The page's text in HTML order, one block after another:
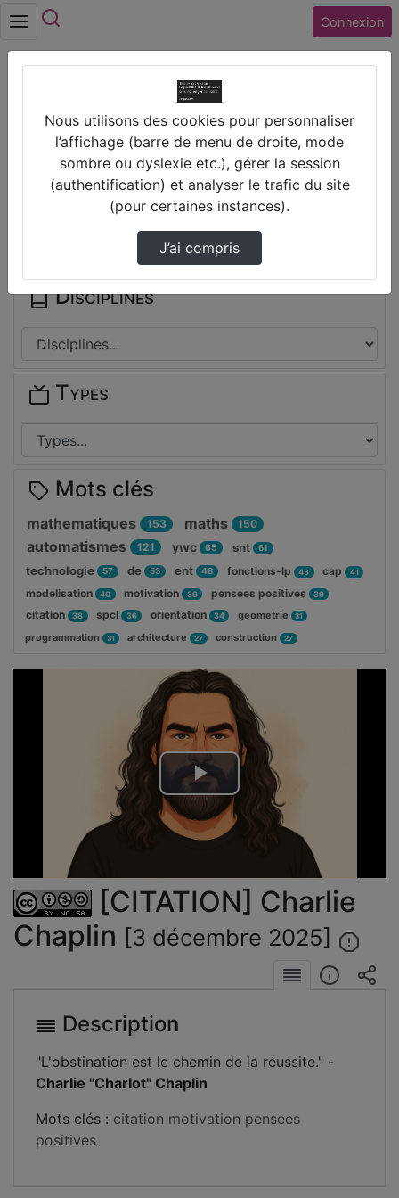
Connexion
Lire
la
vidéo
[CITATION] Charlie
Chaplin [3 décembre 2025]
Description
"L'obstination est le chemin de la réussite." -
Charlie "Charlot" Chaplin
Mots clés : citation motivation pensees
positives
Prendre des notes
Il n'y a pas de note disponible pour vous pour cette vidéo.
Connectez-vous pour en créer une nouvelle.
Disciplines
Types
Mots clés
mathematiques 153 maths 150
automatismes 121 ywc 65 snt 61
technologie 57 de 53 ent 48 fonctions-lp 43 cap 41
modelisation 40 motivation 39 pensees positives 39
citation 38 spcl 36 orientation 34 geometrie 31
programmation 31 architecture 27 construction 27
Nous utilisons des cookies pour personnaliser
l’affichage (barre de menu de droite, mode
sombre ou dyslexie etc.), gérer la session
(authentification) et analyser le trafic du site
(pour certaines instances).
J’ai compris